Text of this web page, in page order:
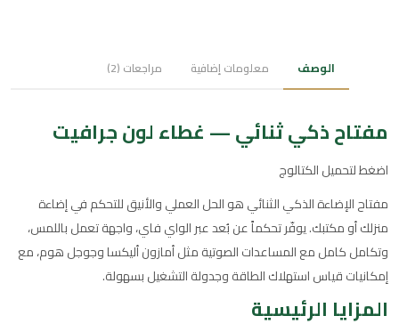
الوصف معلومات إضافية مراجعات (2)
مفتاح ذكي ثنائي — غطاء لون جرافيت
اضغط لتحميل الكتالوج
مفتاح الإضاءة الذكي الثنائي هو الحل العملي والأنيق للتحكم في إضاءة
منزلك أو مكتبك. يوفّر تحكماً عن بُعد عبر الواي فاي، واجهة تعمل باللمس،
وتكامل كامل مع المساعدات الصوتية مثل أمازون أليكسا وجوجل هوم، مع
إمكانيات قياس استهلاك الطاقة وجدولة التشغيل بسهولة.
المزايا الرئيسية